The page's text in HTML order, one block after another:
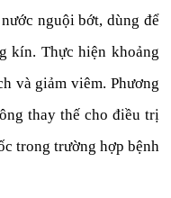
nguội bớt, dùng để
kín. Thực hiện khoảng
và giảm viêm. Phương
thay thế cho điều trị
trong trường hợp bệnh